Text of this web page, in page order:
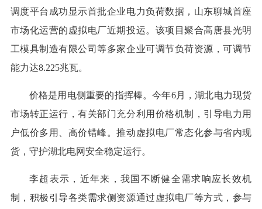
调度平台成功显示首批企业电力负荷数据，山东聊城首座
市场化运营的虚拟电厂近期投运。该项目聚合高唐县光明
工模具制造有限公司等多家企业可调节负荷资源，可调节
能力达8.225兆瓦。
价格是用电侧重要的指挥棒。今年6月，湖北电力现货
市场转正运行，有关部门充分利用价格机制，引导电力用
户低价多用、高价错峰。推动虚拟电厂常态化参与省内现
货，守护湖北电网安全稳定运行。
李超表示，近年来，我国不断健全需求响应长效机
制，积极引导各类需求侧资源通过虚拟电厂等方式，参与